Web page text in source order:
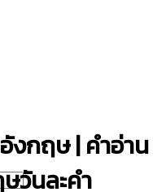
งกฤษ | คำอ่าน
วันละคำ